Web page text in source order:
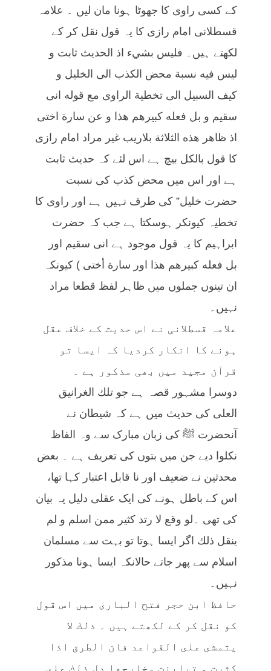
کے کسی راوی کا جھوٹا ہونا مان لیں ۔ علامہ
قسطلانی امام رازی کا یہ قول نقل کر کے
لکھتے ہیں۔ فليس بشيء اذ الحدیث ثابت و
ليس فيه نسبة محض الكذب الى الخليل و
كيف السبيل الى تخطية الراوى مع قوله انى
سقیم و بل فعله كبيرهم هذا و عن سارة اختى
اذ ظاهر هذه الثلاثة بلاريب غير مراد امام رازی
کا قول بالکل بیچ ہے اس لئے کہ حدیث ثابت
ہے اور اس میں محض کذب کی نسبت
حضرت خلیل” کی طرف نہیں ہے اور راوی کا
تخطیہ کیونکر ہوسکتا ہے جب کہ حضرت
ابراہیم کا یہ قول موجود ہے انی سقیم اور
بل فعله كبيرهم هذا اور سارة أختى ) کیونکہ
ان تینوں جملوں میں ظاہر لفظ قطعا مراد
نہیں۔
علامہ قسطلانی نے اس حدیث کے خلاف عقل
ہونے کا انکار کردیا کہ ایسا تو
قرآن مجید میں بھی مذکور ہے ۔
دوسرا مشہور قصہ ہے جو تلك الغرانيق
العلى کی حدیث میں ہے کہ شیطان نے
آنحضرت ﷺ کی زبان مبارک سے وہ الفاظ
نکلوا دیے جن میں بتوں کی تعریف ہے ۔ بعض
محدثین نے ضعیف اور نا قابل اعتبار کہا تھا،
اس کے باطل ہونے کی ایک عقلی دلیل یہ بیان
کی تھی ۔لو وقع لا رتد كثير ممن اسلم و لم
ينقل ذلك اگر ایسا ہوتا تو بہت سے مسلمان
اسلام سے پھر جاتے حالانکہ ایسا ہونا مذکور
نہیں۔
حافظ ابن حجر فتح الباری میں اس قول
کو نقل کر کے لکھتے ہیں ۔ ذلك لا
يتمشى على القواعد فان الطرق اذا
كثرت و تباينت مخارجها دل ذلك على